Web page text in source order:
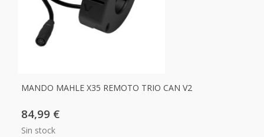
MANDO MAHLE X35 REMOTO TRIO CAN V2
84,99 €
Sin stock